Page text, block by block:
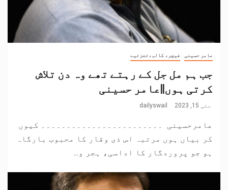
عامر حسینی فیچر، کالم،تجزئیے
جب ہم مل جل کے رہتے تھے وہ دن تلاش
کرتی ہوں||عامر حسینی
مئی 15, 2023 dailyswail
عامرحسینی ۔۔۔۔۔۔۔۔۔۔۔۔۔۔۔۔۔۔۔۔۔۔۔۔ کیوں
کر بیاں ہوں مرتبہ اس ذی وقار کا محبوب بارگاہ
ہو جو پروردگار کا اداسی، ہجر و...